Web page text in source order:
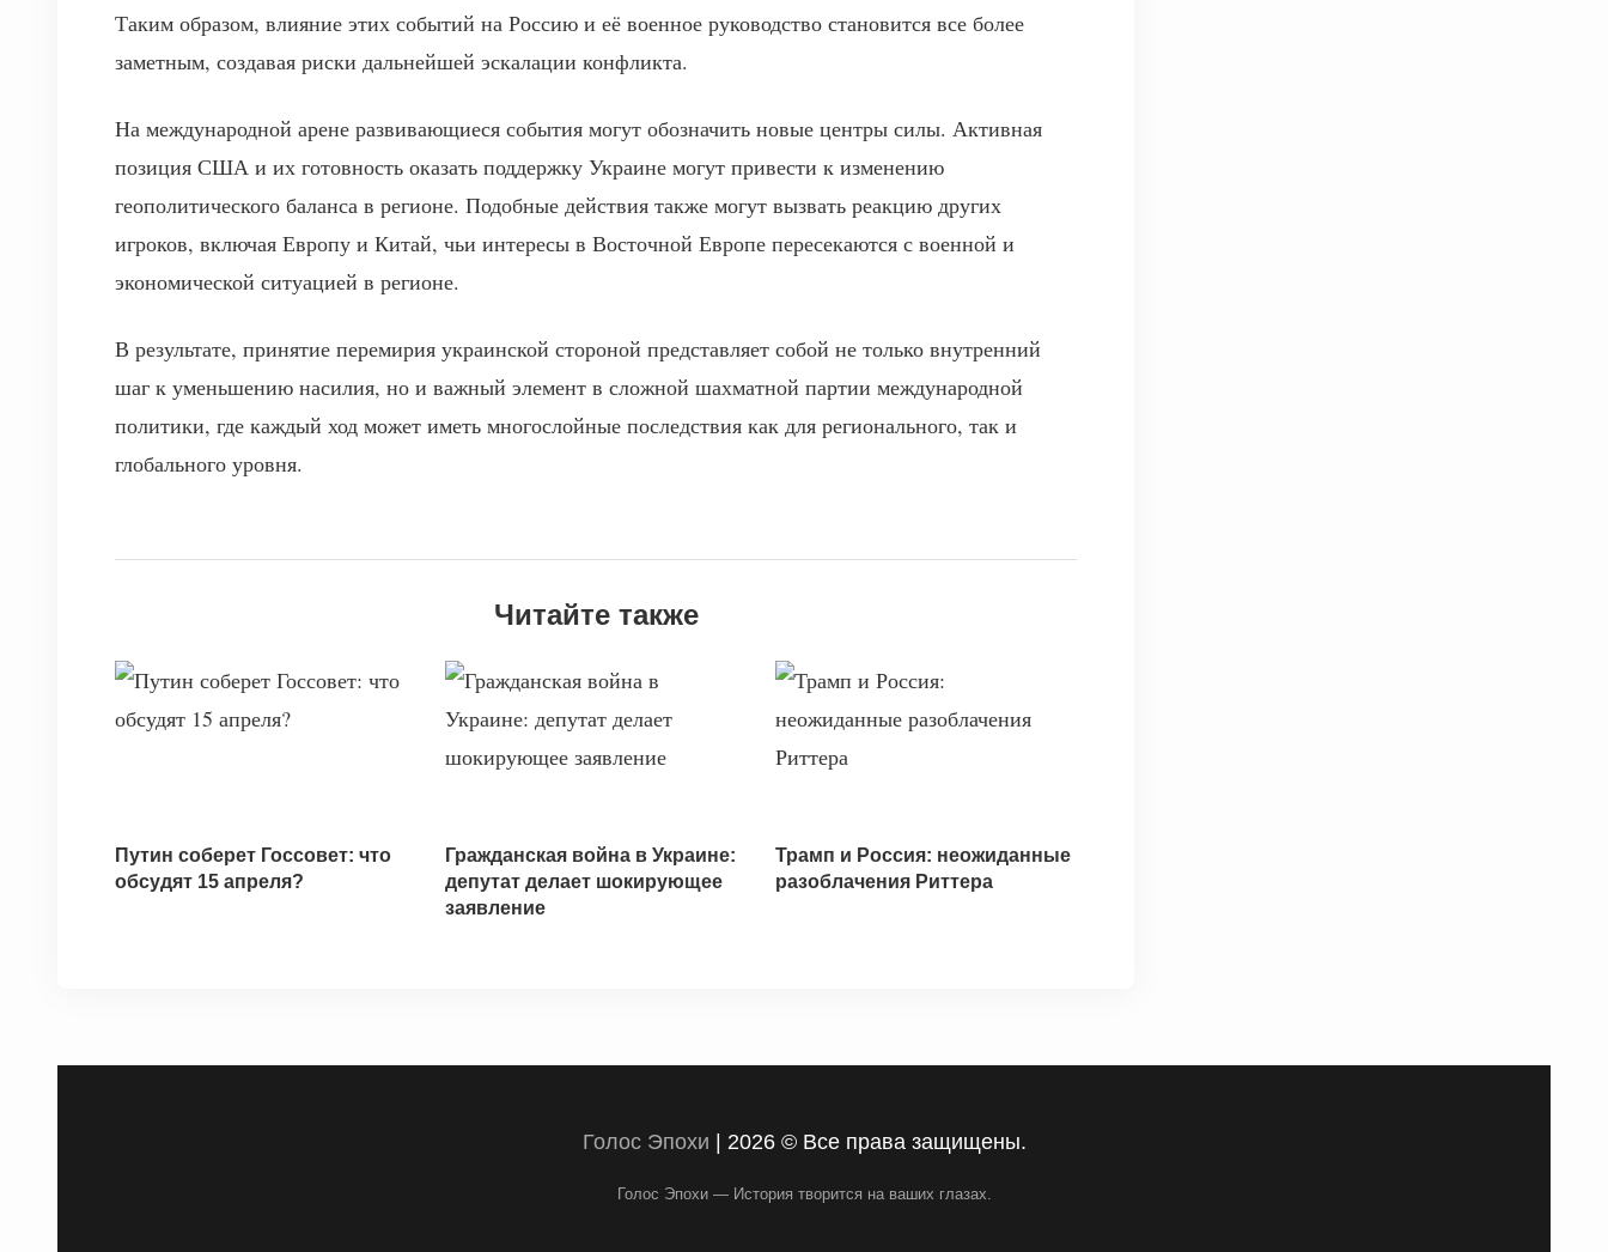
Таким образом, влияние этих событий на Россию и её военное руководство становится все более
заметным, создавая риски дальнейшей эскалации конфликта.
На международной арене развивающиеся события могут обозначить новые центры силы. Активная
позиция США и их готовность оказать поддержку Украине могут привести к изменению
геополитического баланса в регионе. Подобные действия также могут вызвать реакцию других
игроков, включая Европу и Китай, чьи интересы в Восточной Европе пересекаются с военной и
экономической ситуацией в регионе.
В результате, принятие перемирия украинской стороной представляет собой не только внутренний
шаг к уменьшению насилия, но и важный элемент в сложной шахматной партии международной
политики, где каждый ход может иметь многослойные последствия как для регионального, так и
глобального уровня.
Читайте также
Путин соберет Госсовет: что
обсудят 15 апреля?
Гражданская война в Украине:
депутат делает шокирующее
заявление
Трамп и Россия: неожиданные
разоблачения Риттера
Голос Эпохи 2026 © Все права защищены.
Голос Эпохи — История творится на ваших глазах.